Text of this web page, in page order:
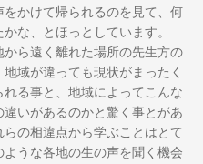
をかけて帰られるのを見て、何
な、とほっとしています。
から遠く離れた場所の先生方の
域が違っても現状がまったく
れる事と、地域によってこんな
違いがあるのかと驚く事とがあ
らの相違点から学ぶことはとて
ような各地の生の声を聞く機会